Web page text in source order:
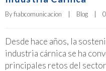
By fiabcomunicacion Blog
Desde hace años, la
industria cárnica se ha
principales retos del